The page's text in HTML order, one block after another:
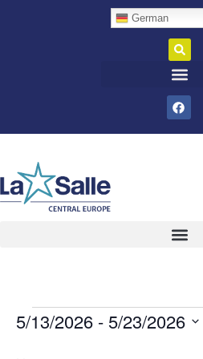
German
5/13/2026 - 5/23/2026